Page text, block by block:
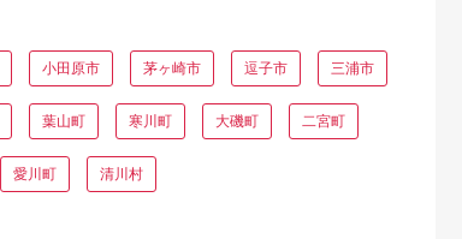
小田原市 茅ヶ崎市 逗子市 三浦市
葉山町 寒川町 大磯町 二宮町
愛川町 清川村